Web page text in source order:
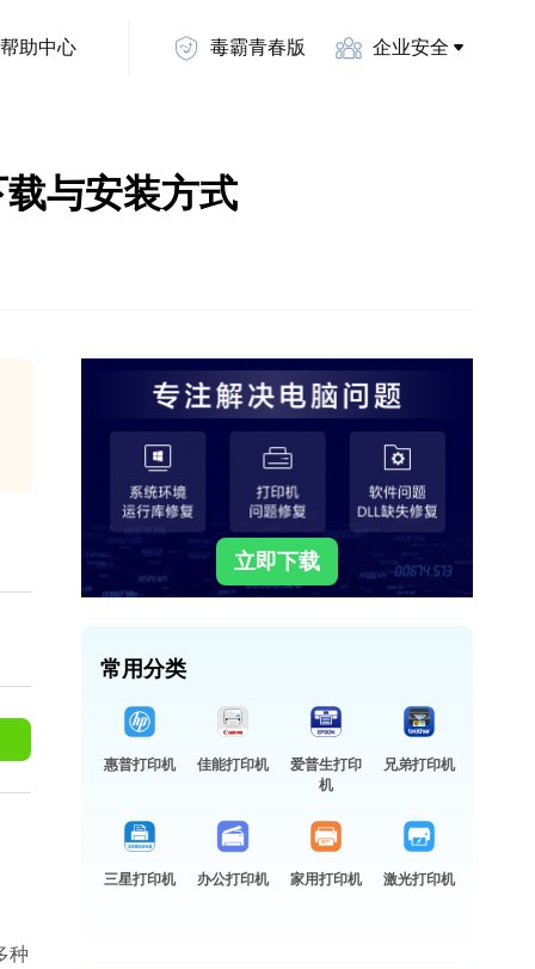
帮助中心 毒霸青春版 企业安全
与安装方式
种
立即下载
常用分类
惠普打印机 佳能打印机
爱普生打印
机
兄弟打印机
三星打印机 办公打印机 家用打印机 激光打印机